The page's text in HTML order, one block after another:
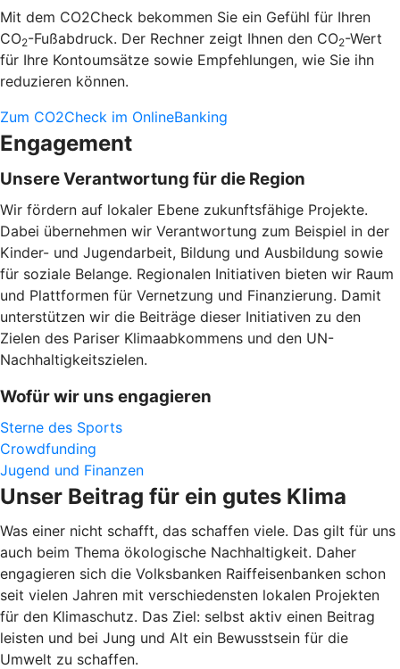
Mit dem CO2Check bekommen Sie ein Gefühl für Ihren
CO2-Fußabdruck. Der Rechner zeigt Ihnen den CO2-Wert
für Ihre Kontoumsätze sowie Empfehlungen, wie Sie ihn
reduzieren können.
Zum CO2Check im OnlineBanking
Engagement
Unsere Verantwortung für die Region
Wir fördern auf lokaler Ebene zukunftsfähige Projekte.
Dabei übernehmen wir Verantwortung zum Beispiel in der
Kinder- und Jugendarbeit, Bildung und Ausbildung sowie
für soziale Belange. Regionalen Initiativen bieten wir Raum
und Plattformen für Vernetzung und Finanzierung. Damit
unterstützen wir die Beiträge dieser Initiativen zu den
Zielen des Pariser Klimaabkommens und den UN-
Nachhaltigkeitszielen.
Wofür wir uns engagieren
Sterne des Sports
Crowdfunding
Jugend und Finanzen
Unser Beitrag für ein gutes Klima
Was einer nicht schafft, das schaffen viele. Das gilt für uns
auch beim Thema ökologische Nachhaltigkeit. Daher
engagieren sich die Volksbanken Raiffeisenbanken schon
seit vielen Jahren mit verschiedensten lokalen Projekten
für den Klimaschutz. Das Ziel: selbst aktiv einen Beitrag
leisten und bei Jung und Alt ein Bewusstsein für die
Umwelt zu schaffen.